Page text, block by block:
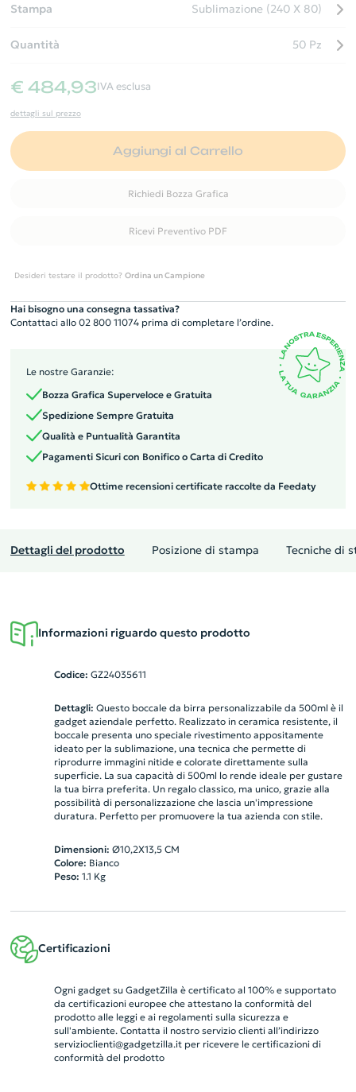
Stampa Sublimazione (240 X 80)
Quantità 50 Pz
€ 484,93IVA esclusa
dettagli sul prezzo
Aggiungi al Carrello
Richiedi Bozza Grafica
Ricevi Preventivo PDF
Desideri testare il prodotto? Ordina un Campione
Hai bisogno una consegna tassativa?
Contattaci allo 02 800 11074 prima di completare l’ordine.
Le nostre Garanzie:
Bozza Grafica Superveloce e Gratuita
Spedizione Sempre Gratuita
Qualità e Puntualità Garantita
Pagamenti Sicuri con Bonifico o Carta di Credito
Ottime recensioni certificate raccolte da Feedaty
Dettagli del prodotto Posizione di stampa Tecniche di
Informazioni riguardo questo prodotto
Codice: GZ24035611
Dettagli: Questo boccale da birra personalizzabile da 500ml è il
gadget aziendale perfetto. Realizzato in ceramica resistente, il
boccale presenta uno speciale rivestimento appositamente
ideato per la sublimazione, una tecnica che permette di
riprodurre immagini nitide e colorate direttamente sulla
superficie. La sua capacità di 500ml lo rende ideale per gustare
la tua birra preferita. Un regalo classico, ma unico, grazie alla
possibilità di personalizzazione che lascia un'impressione
duratura. Perfetto per promuovere la tua azienda con stile.
Dimensioni: Ø10,2X13,5 CM
Colore: Bianco
Peso: 1.1 Kg
Certificazioni
Ogni gadget su GadgetZilla è certificato al 100% e supportato
da certificazioni europee che attestano la conformità del
prodotto alle leggi e ai regolamenti sulla sicurezza e
sull'ambiente. Contatta il nostro servizio clienti all’indirizzo
servizioclienti@gadgetzilla.itper ricevere le certificazioni di
conformità del prodotto